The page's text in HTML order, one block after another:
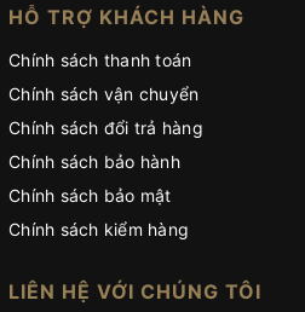
HỖ TRỢ KHÁCH HÀNG
Chính sách thanh toán
Chính sách vận chuyển
Chính sách đổi trả hàng
Chính sách bảo hành
Chính sách bảo mật
Chính sách kiểm hàng
LIÊN HỆ VỚI CHÚNG TÔI